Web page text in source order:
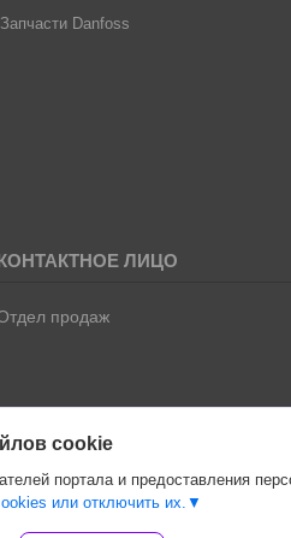
Запчасти Danfoss
продаж
cookie
портала и предоставления
или отключить их.